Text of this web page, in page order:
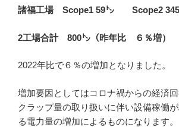
諸福工場 Scope1 59㌧ Scope2
2工場合計 800㌧（昨年比 ６％増）
2022年比で６％の増加となりました。
増加要因としてはコロナ禍からの経済
クラップ量の取り扱いに伴い設備稼働
る電力量の増加によるものになります。